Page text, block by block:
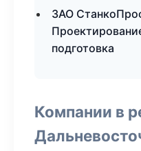
ЗАО
подготовка
Компании в